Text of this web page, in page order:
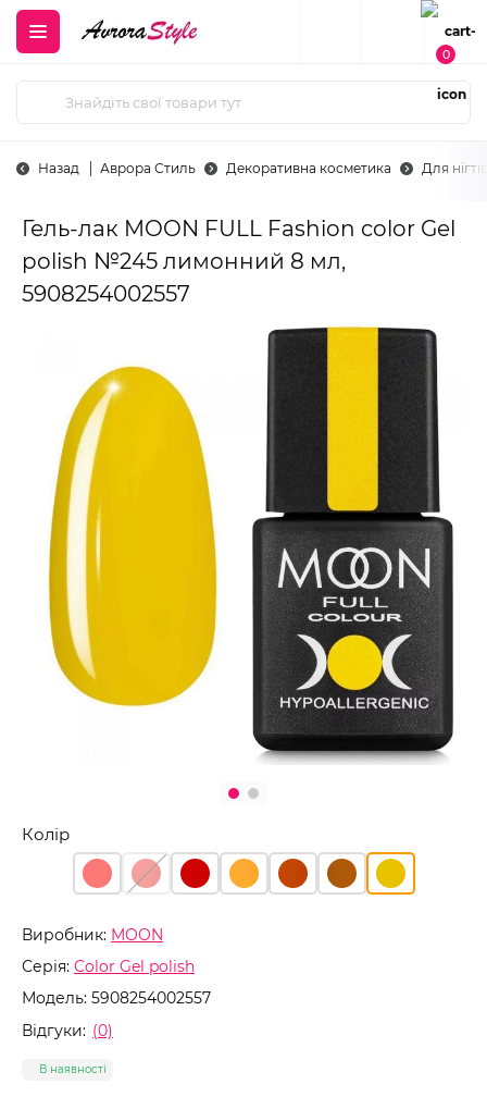
0
Назад Аврора Стиль Декоративна косметика Для нігтів
Гель-лак MOON FULL Fashion color Gel
polish №245 лимонний 8 мл,
5908254002557
Виробник: MOON
Серія: Color Gel polish
Модель: 5908254002557
Відгуки: (0)
В наявності
Колір